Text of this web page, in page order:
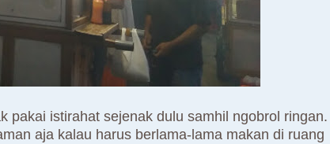
pakai istirahat sejenak dulu samhil ngobrol ringan.
aja kalau harus berlama-lama makan di ruang